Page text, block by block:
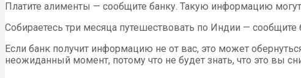
Платите алименты — сообщите банку. Такую информацию
Собираетесь три месяца путешествовать по Индии — сообщите
Если банк получит информацию не от вас, это может
неожиданный момент, потому что не будет знать, что это вы